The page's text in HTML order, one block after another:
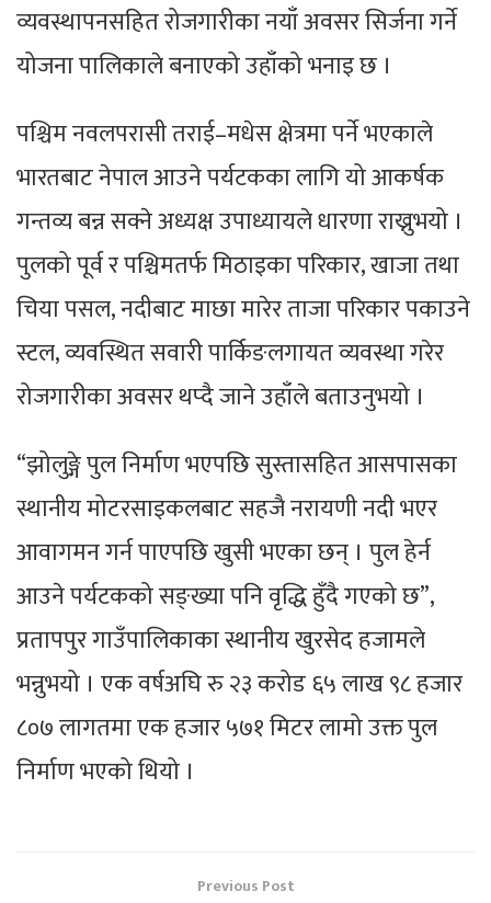
व्यवस्थापनसहित रोजगारीका नयाँ अवसर सिर्जना गर्ने
योजना पालिकाले बनाएको उहाँको भनाइ छ ।
पश्चिम नवलपरासी तराई–मधेस क्षेत्रमा पर्ने भएकाले
भारतबाट नेपाल आउने पर्यटकका लागि यो आकर्षक
गन्तव्य बन्न सक्ने अध्यक्ष उपाध्यायले धारणा राख्नुभयो ।
पुलको पूर्व र पश्चिमतर्फ मिठाइका परिकार, खाजा तथा
चिया पसल, नदीबाट माछा मारेर ताजा परिकार पकाउने
स्टल, व्यवस्थित सवारी पार्किङलगायत व्यवस्था गरेर
रोजगारीका अवसर थप्दै जाने उहाँले बताउनुभयो ।
“झोलुङ्गे पुल निर्माण भएपछि सुस्तासहित आसपासका
स्थानीय मोटरसाइकलबाट सहजै नरायणी नदी भएर
आवागमन गर्न पाएपछि खुसी भएका छन् । पुल हेर्न
आउने पर्यटकको सङ्ख्या पनि वृद्धि हुँदै गएको छ”,
प्रतापपुर गाउँपालिकाका स्थानीय खुरसेद हजामले
भन्नुभयो । एक वर्षअघि रु २३ करोड ६५ लाख ९८ हजार
८०७ लागतमा एक हजार ५७१ मिटर लामो उक्त पुल
निर्माण भएको थियो ।
Previous Post